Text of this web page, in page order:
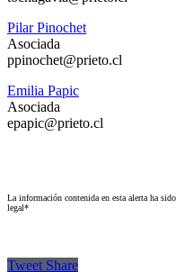
Pilar Pinochet
Asociada
ppinochet@prieto.cl
Emilia Papic
Asociada
epapic@prieto.cl
La información contenida en esta alerta ha
legal*
Tweet Share